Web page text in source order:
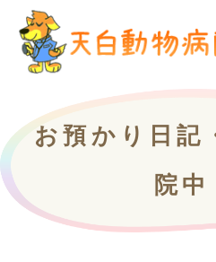
お預かり日記
院中